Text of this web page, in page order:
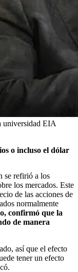
universidad EIA
o incluso el dólar
se refirió a los
los mercados. Este
de las acciones de
normalmente
confirmó que la
de manera
así que el efecto
tener un efecto